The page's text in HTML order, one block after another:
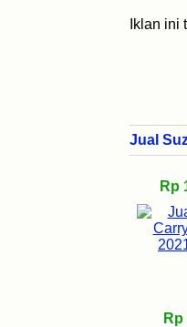
Iklan ini
Jual
Rp